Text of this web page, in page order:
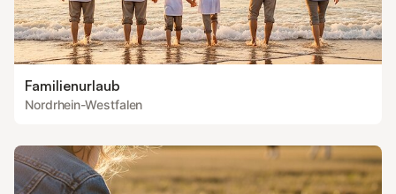
Familienurlaub
Nordrhein-Westfalen